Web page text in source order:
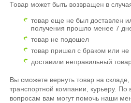
Товар может быть возвращен в
товар еще не был доставлен
получения прошло менее 7
товар не подошел
товар пришел с браком или не
доставили неправильный
Вы сможете вернуть товар на складе,
транспортной компании, курьеру. По
вопросам вам могут помочь наши